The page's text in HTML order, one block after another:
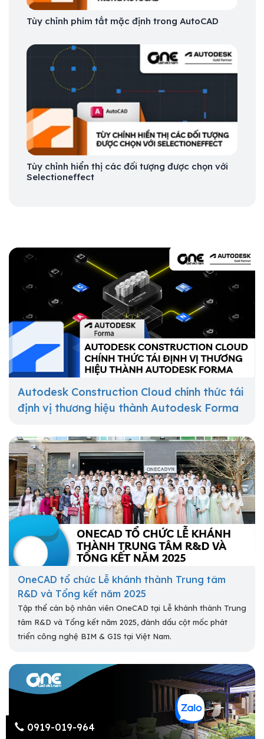
Tùy chỉnh phím tắt mặc định trong AutoCAD
Tùy chỉnh hiển thị các đối tượng được chọn với
Selectioneffect
Autodesk Construction Cloud chính thức tái
định vị thương hiệu thành Autodesk Forma
OneCAD tổ chức Lễ khánh thành Trung tâm
R&D và Tổng kết năm 2025
Tập thể cán bộ nhân viên OneCAD tại Lễ khánh thành Trung
tâm R&D và Tổng kết năm 2025, đánh dấu cột mốc phát
triển công nghệ BIM & GIS tại Việt Nam.
0919-019-964